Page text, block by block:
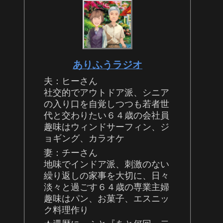
ありふうラジオ
夫：ヒーさん
社交的でアウトドア派、シニア
の入り口を自覚しつつも若者世
代と交わりたい６４歳の会社員
趣味はウィンドサーフィン、ジ
ョギング、カラオケ
妻：チーさん
地味でインドア派、刺激のない
繰り返しの家事を大切に、日々
淡々と過ごす６４歳の専業主婦
趣味はパン、お菓子、エスニッ
ク料理作り